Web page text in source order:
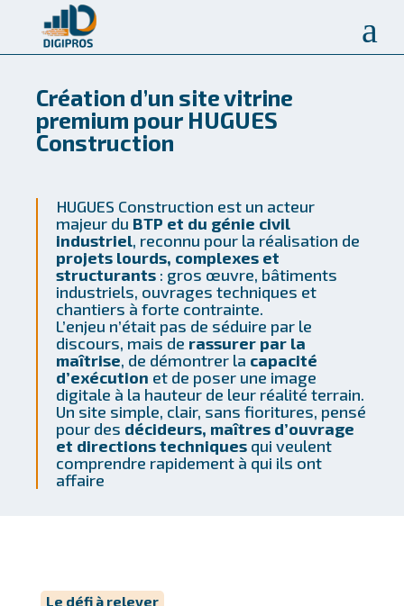
a
Création d’un site vitrine
premium pour HUGUES
Construction
HUGUES Construction est un acteur
majeur du BTP et du génie civil
industriel, reconnu pour la réalisation de
projets lourds, complexes et
structurants : gros œuvre, bâtiments
industriels, ouvrages techniques et
chantiers à forte contrainte.
L’enjeu n’était pas de séduire par le
discours, mais de rassurer par la
maîtrise, de démontrer la capacité
d’exécution et de poser une image
digitale à la hauteur de leur réalité terrain.
Un site simple, clair, sans fioritures, pensé
pour des décideurs, maîtres d’ouvrage
et directions techniques qui veulent
comprendre rapidement à qui ils ont
affaire
Le défi à relever